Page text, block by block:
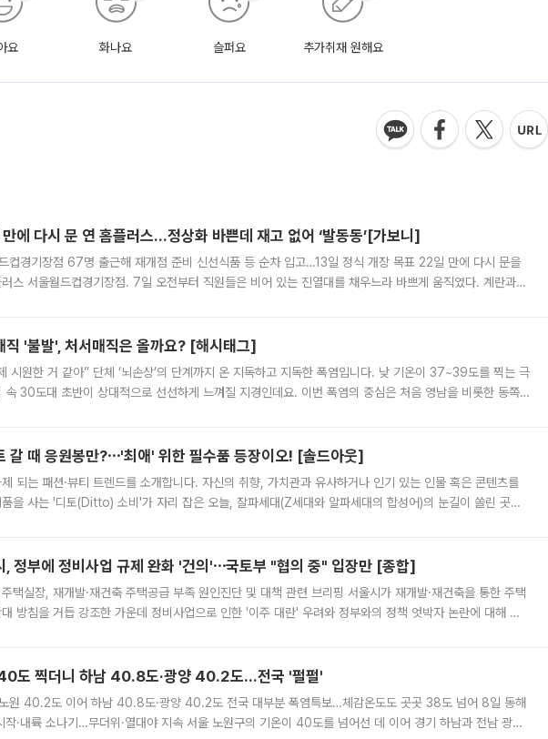
요 화나요 슬퍼요 추가취재 원해요
에 다시 문 연 홈플러스…정상화 바쁜데 재고 없어 ‘발동동’[가보니]
컵경기장점 67명 출근해 재개점 준비 신선식품 등 순차 입고…13일 정식 개장 목표 22일 만에 다시 문을
스 서울월드컵경기장점. 7일 오전부터 직원들은 비어 있는 진열대를 채우느라 바쁘게 움직였다. 계란과
직 '불발', 처서매직은 올까요? [해시태그]
시원한 거 같아” 단체 ‘뇌손상’의 단계까지 온 지독하고 지독한 폭염입니다. 낮 기온이 37~39도를 찍는 극
속 30도대 초반이 상대적으로 선선하게 느껴질 지경인데요. 이번 폭염의 중심은 처음 영남을 비롯한 동쪽
갈 때 응원봉만?⋯'최애' 위한 필수품 등장이오! [솔드아웃]
되는 패션·뷰티 트렌드를 소개합니다. 자신의 취향, 가치관과 유사하거나 인기 있는 인물 혹은 콘텐츠를
품을 사는 '디토(Ditto) 소비'가 자리 잡은 오늘, 잘파세대(Z세대와 알파세대의 합성어)의 눈길이 쏠린 곳은
, 정부에 정비사업 규제 완화 '건의'⋯국토부 "협의 중" 입장만 [종합]
택실장, 재개발·재건축 주택공급 부족 원인진단 및 대책 관련 브리핑 서울시가 재개발·재건축을 통한 주택
방침을 거듭 강조한 가운데 정비사업으로 인한 '이주 대란' 우려와 정부와의 정책 엇박자 논란에 대해 정
도 찍더니 하남 40.8도·광양 40.2도…전국 '펄펄'
원 40.2도 이어 하남 40.8도·광양 40.2도 전국 대부분 폭염특보…체감온도도 곳곳 38도 넘어 8일 동해
작·내륙 소나기…무더위·열대야 지속 서울 노원구의 기온이 40도를 넘어선 데 이어 경기 하남과 전남 광양